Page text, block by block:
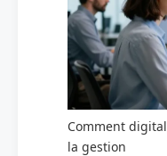
Comment
la gestion